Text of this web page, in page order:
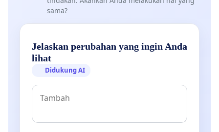
sama?
Jelaskan perubahan yang ingin Anda
lihat
Didukung AI